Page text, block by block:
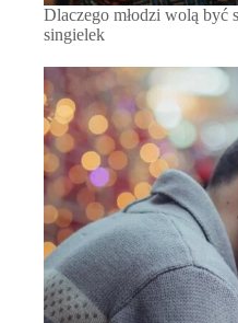
Dlaczego młodzi wolą być
singielek